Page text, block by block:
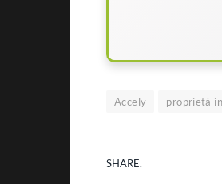
Accely proprietà
SHARE.